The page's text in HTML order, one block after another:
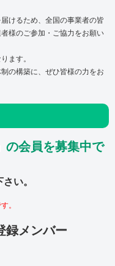
けるため、 全国の事業者の皆
様のご参加・ご協力をお願い
ます。
の構築に、ぜひ皆様の力をお
の会員を募集中で
い。
。
録メンバー